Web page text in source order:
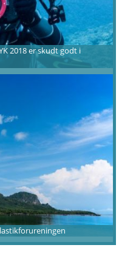
2018 er skudt godt i